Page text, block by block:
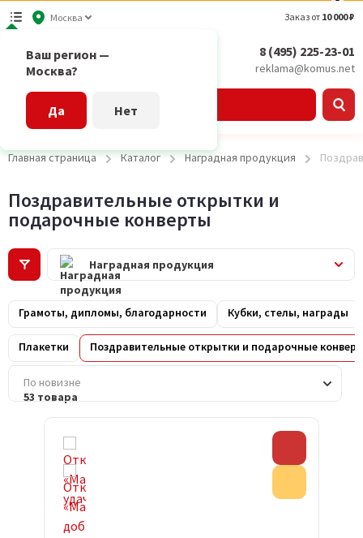
Москва
Ваш регион —
Москва?
Да Нет
Заказ от 10 000 ₽
8 (495) 225-23-01
reklama@komus.net
Главная страница Каталог Наградная продукция
Поздравительные открытки и
подарочные конверты
Наградная продукция
Грамоты, дипломы, благодарности Кубки, стелы, награды
Плакетки Поздравительные открытки и подарочные
По новизне
53 товара